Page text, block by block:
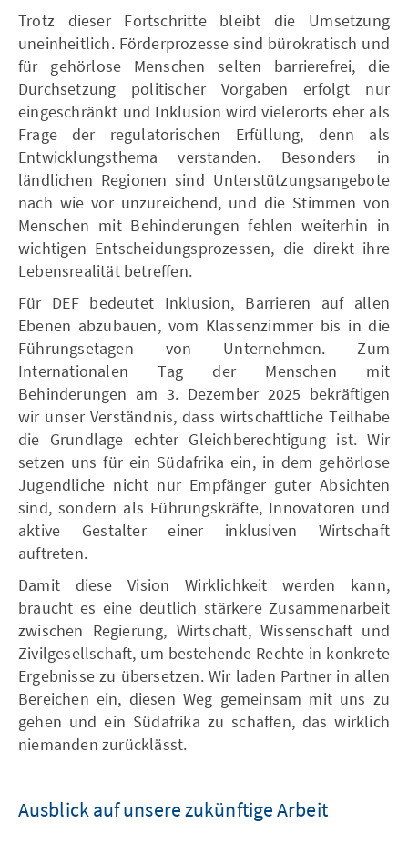
Trotz dieser Fortschritte bleibt die Umsetzung
uneinheitlich. Förderprozesse sind bürokratisch und
für gehörlose Menschen selten barrierefrei, die
Durchsetzung politischer Vorgaben erfolgt nur
eingeschränkt und Inklusion wird vielerorts eher als
Frage der regulatorischen Erfüllung, denn als
Entwicklungsthema verstanden. Besonders in
ländlichen Regionen sind Unterstützungsangebote
nach wie vor unzureichend, und die Stimmen von
Menschen mit Behinderungen fehlen weiterhin in
wichtigen Entscheidungsprozessen, die direkt ihre
Lebensrealität betreffen.
Für DEF bedeutet Inklusion, Barrieren auf allen
Ebenen abzubauen, vom Klassenzimmer bis in die
Führungsetagen von Unternehmen. Zum
Internationalen Tag der Menschen mit
Behinderungen am 3. Dezember 2025 bekräftigen
wir unser Verständnis, dass wirtschaftliche Teilhabe
die Grundlage echter Gleichberechtigung ist. Wir
setzen uns für ein Südafrika ein, in dem gehörlose
Jugendliche nicht nur Empfänger guter Absichten
sind, sondern als Führungskräfte, Innovatoren und
aktive Gestalter einer inklusiven Wirtschaft
auftreten.
Damit diese Vision Wirklichkeit werden kann,
braucht es eine deutlich stärkere Zusammenarbeit
zwischen Regierung, Wirtschaft, Wissenschaft und
Zivilgesellschaft, um bestehende Rechte in konkrete
Ergebnisse zu übersetzen. Wir laden Partner in allen
Bereichen ein, diesen Weg gemeinsam mit uns zu
gehen und ein Südafrika zu schaffen, das wirklich
niemanden zurücklässt.
Ausblick auf unsere zukünftige Arbeit